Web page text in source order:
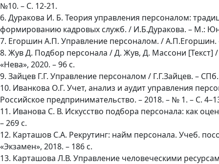
№10. – С. 12-21.
6. Дуракова И. Б. Теория управления персоналом:
формированию кадровых служб. / И.Б.Дуракова. – М.:
7. Егоршин А.П. Управление персоналом. /
8. Жув Д. Подбор персонала / Д. Жув, Д. Массони
«Нева», 2020. – 96 с.
9. Зайцев Г.Г. Управление персоналом / Г.Г.Зайцев. –
10. Иванкова О.Г. Учет, анализ и аудит управления
Российское предпринимательство. – 2018. – № 1. – С.
11. Иванова С. В. Искусство подбора персонала: как
– 269 с.
12. Карташов С.А. Рекрутинг: найм персонала. Учеб.
«Экзамен», 2018. – 186 с.
13. Карташова Л.В. Управление человеческими